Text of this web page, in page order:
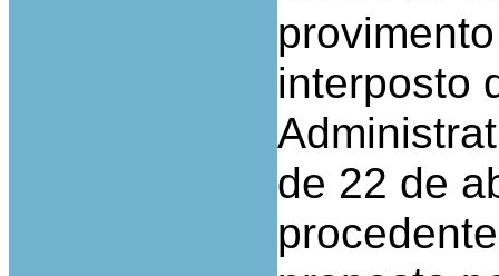
interposto
de 22 de